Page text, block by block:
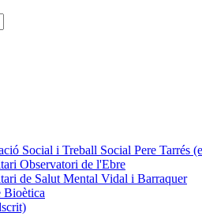
Social i Treball Social Pere Tarrés
Observatori de l'Ebre
de Salut Mental Vidal i Barraquer
Bioètica